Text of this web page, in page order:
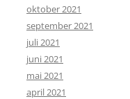
oktober 2021
september 2021
juli 2021
juni 2021
mai 2021
april 2021